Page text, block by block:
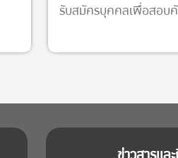
รับสมัครบุคคลเพื่อสอบ